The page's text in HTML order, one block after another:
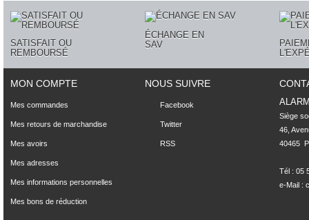
SATISFAIT OU
REMBOURSÉ
ÉCHANGE EN
SAV
MON COMPTE
Mes commandes
Mes retours de marchandise
Mes avoirs
Mes adresses
Mes informations personnelles
Mes bons de réduction
NOUS SUIVRE
Facebook
Twitter
RSS
Siège
46,
40465
Tél : 05
e-Mail :